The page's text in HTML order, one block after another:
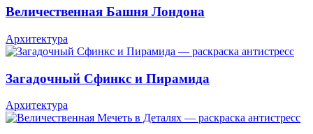
Величественная Башня Лондона
Архитектура
Загадочный Сфинкс и Пирамида
Архитектура